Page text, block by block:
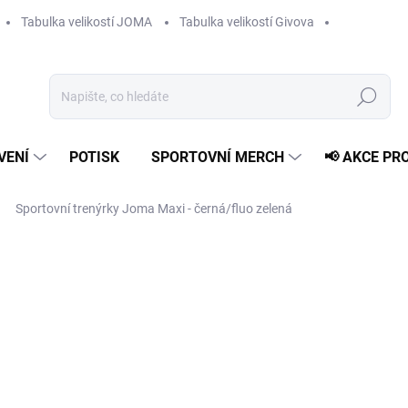
Tabulka velikostí JOMA Tabulka velikostí Givova
Hledat
POTISK SPORTOVNÍ MERCH 📢 AKCE
Sportovní trenýrky Joma Maxi - černá/fluo zelená